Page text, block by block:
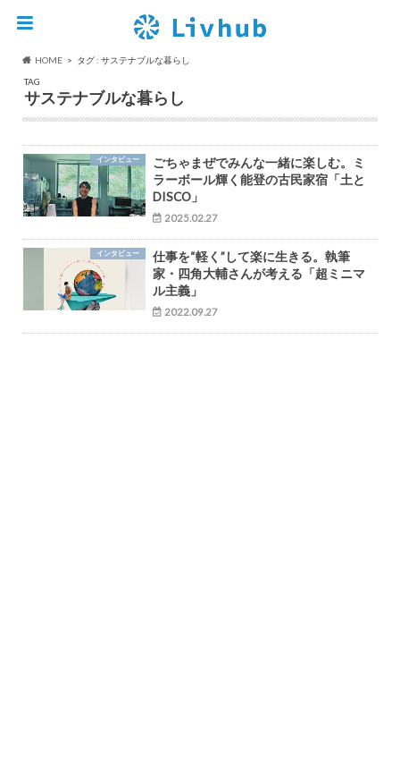
HOME
タグ : サステナブルな暮らし
TAG
サステナブルな暮らし
インタビュー
ごちゃまぜでみんな一緒に楽しむ。ミ
ラーボール輝く能登の古民家宿「土と
DISCO」
2025.02.27
インタビュー
仕事を“軽く”して楽に生きる。執筆
家・四角大輔さんが考える「超ミニマ
ル主義」
2022.09.27